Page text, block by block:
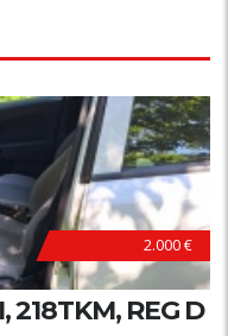
2.000 €
218TKM, REG D